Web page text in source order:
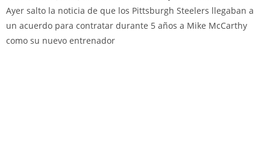
Ayer salto la noticia de que los Pittsburgh Steelers llegaban a
un acuerdo para contratar durante 5 años a Mike McCarthy
como su nuevo entrenador